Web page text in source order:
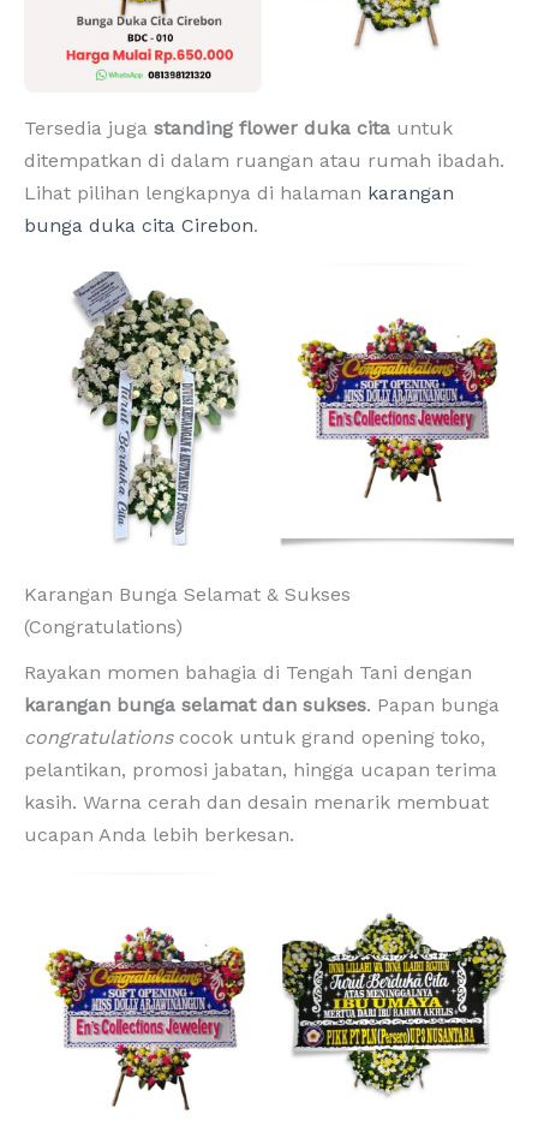
Tersedia juga standing flower duka cita untuk
ditempatkan di dalam ruangan atau rumah ibadah.
Lihat pilihan lengkapnya di halaman karangan
bunga duka cita Cirebon.
Karangan Bunga Selamat & Sukses
(Congratulations)
Rayakan momen bahagia di Tengah Tani dengan
karangan bunga selamat dan sukses. Papan bunga
congratulationscocok untuk grand opening toko,
pelantikan, promosi jabatan, hingga ucapan terima
kasih. Warna cerah dan desain menarik membuat
ucapan Anda lebih berkesan.